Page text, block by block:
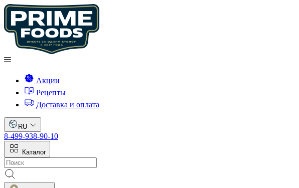
Акции
Рецепты
Доставка и оплата
RU
8-499-938-90-10
Каталог